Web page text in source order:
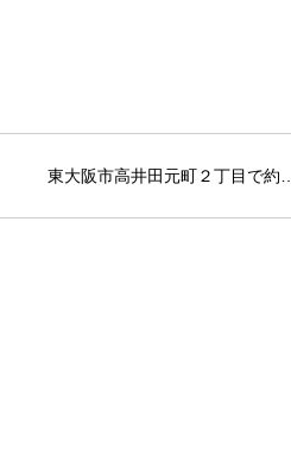
東大阪市高井田元町２丁目で約…